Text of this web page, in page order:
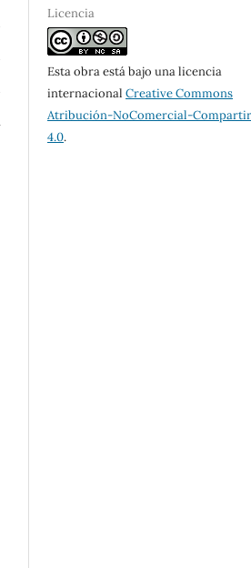
Licencia
Esta obra está bajo una licencia
internacionalCreative Commons
Atribución-NoComercial-
4.0.